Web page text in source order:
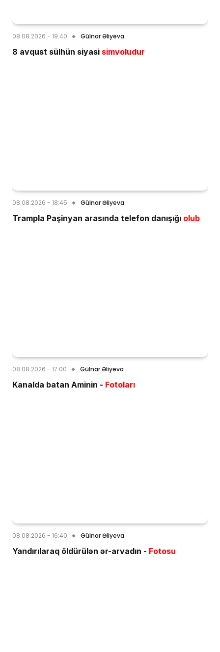
08.08.2026 - 19:40 Gülnar Əliyeva
8 avqust sülhün siyasi simvoludur
08.08.2026 - 18:45 Gülnar Əliyeva
Trampla Paşinyan arasında telefon danışığı olub
08.08.2026 - 17:00 Gülnar Əliyeva
Kanalda batan Aminin - Fotoları
08.08.2026 - 16:40 Gülnar Əliyeva
Yandırılaraq öldürülən ər-arvadın - Fotosu